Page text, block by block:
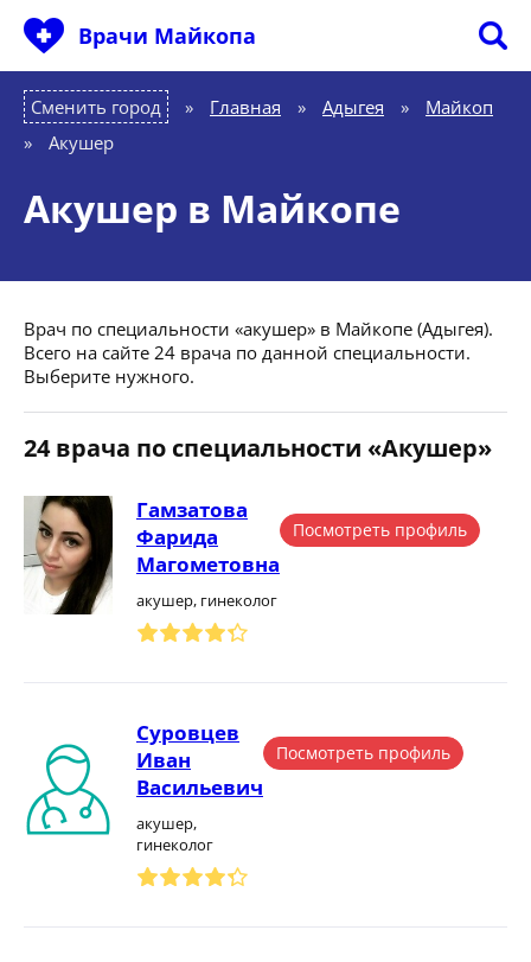
Врачи Майкопа
Сменить город Главная » Адыгея »
Майкоп
»
Акушер
Акушер в Майкопе
Врач по специальности «акушер» в Майкопе (Адыгея).
Всего на сайте 24 врача по данной специальности.
Выберите нужного.
24 врача по специальности «Акушер»
Гамзатова
Фарида
Магометовна
акушер, гинеколог
Посмотреть профиль
Суровцев
Иван
Васильевич
акушер,
гинеколог
Посмотреть профиль